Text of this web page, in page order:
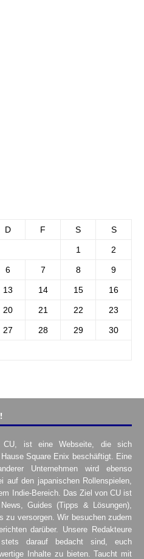
D F S S
1 2
6 7 8 9
13 14 15 16
20 21 22 23
27 28 29 30
CU, ist eine Webseite, die sich
Square Enix beschäftigt. Eine
Unternehmen wird ebenso
den japanischen Rollenspielen,
Indie-Bereich. Das Ziel von CU ist
Guides (Tipps & Lösungen),
zu versorgen. Wir besuchen zudem
darüber. Unsere Redakteure
darauf bedacht sind, euch
Inhalte zu bieten. Taucht mit